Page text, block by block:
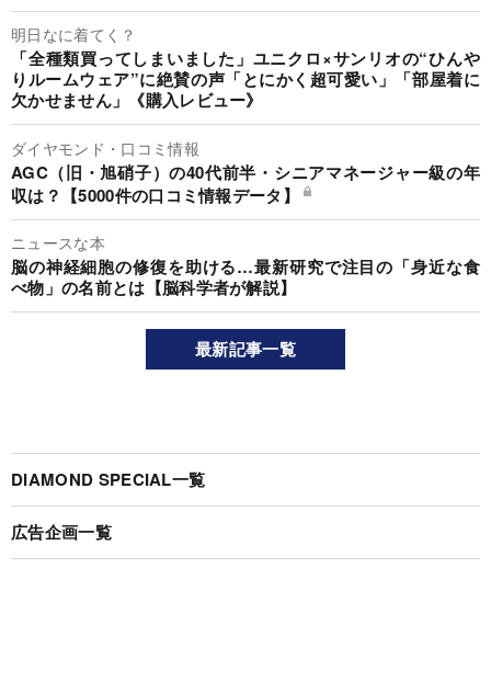
明日なに着てく？
「全種類買ってしまいました」ユニクロ×サンリオの“ひんや
りルームウェア”に絶賛の声「とにかく超可愛い」「部屋着に
欠かせません」《購入レビュー》
ダイヤモンド・口コミ情報
AGC（旧・旭硝子）の40代前半・シニアマネージャー級の年
収は？【5000件の口コミ情報データ】
ニュースな本
脳の神経細胞の修復を助ける…最新研究で注目の「身近な食
べ物」の名前とは【脳科学者が解説】
最新記事一覧
DIAMOND SPECIAL一覧
広告企画一覧